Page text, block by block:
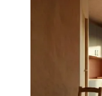
Altstadt. In nur
mitten im